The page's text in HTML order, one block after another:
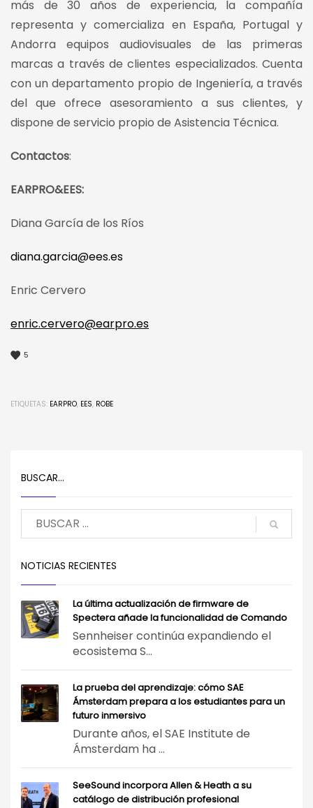
más de 30 años de experiencia, la compañía
representa y comercializa en España, Portugal y
Andorra equipos audiovisuales de las primeras
marcas a través de clientes especializados. Cuenta
con un departamento propio de Ingeniería, a través
del que ofrece asesoramiento a sus clientes, y
dispone de servicio propio de Asistencia Técnica.
Contactos:
EARPRO&EES:
Diana García de los Ríos
diana.garcia@ees.es
Enric Cervero
enric.cervero@earpro.es
5
ETIQUETAS: EARPRO, EES, ROBE
BUSCAR…
NOTICIAS RECIENTES
La última actualización de firmware de
Spectera añade la funcionalidad de Comando
Sennheiser continúa expandiendo el
ecosistema S...
La prueba del aprendizaje: cómo SAE
Ámsterdam prepara a los estudiantes para un
futuro inmersivo
Durante años, el SAE Institute de
Ámsterdam ha ...
SeeSound incorpora Allen & Heath a su
catálogo de distribución profesional